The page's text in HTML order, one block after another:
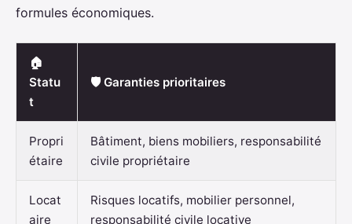
formules économiques.
🏠
Statu
t
🛡️ Garanties prioritaires
Propri
étaire
Bâtiment, biens mobiliers, responsabilité
civile propriétaire
Locat
aire
Risques locatifs, mobilier personnel,
responsabilité civile locative